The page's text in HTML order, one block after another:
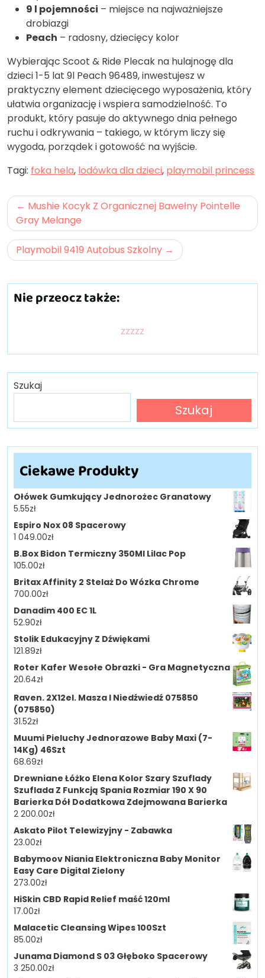
9 l pojemności – miejsce na najważniejsze
drobiazgi
Peach – radosny, dziecięcy kolor
Wybierając Scoot & Ride Plecak na hulajnogę dla
dzieci 1-5 lat 9l Peach 96489, inwestujesz w
praktyczny element dziecięcego wyposażenia, który
ułatwia organizację i wspiera samodzielność. To
produkt, który pasuje do aktywnego dnia pełnego
ruchu i odkrywania – takiego, w którym liczy się
wygoda, porządek i gotowość na wyjście.
Tagi: foka hela, lodówka dla dzieci, playmobil princess
Nawigacja
wpisu
Mushie Kocyk Z Organicznej Bawełny Pointelle
Gray Melange
Playmobil 9419 Autobus Szkolny
Nie przeocz także:
zzzzz
Szukaj
Szukaj
Ciekawe Produkty
Ołówek Gumkujący Jednorożec Granatowy
5.55zł
Espiro Nox 08 Spacerowy
1 049.00zł
B.Box Bidon Termiczny 350Ml Lilac Pop
105.00zł
Britax Affinity 2 Stelaż Do Wózka Chrome
700.00zł
Danadim 400 EC 1L
52.90zł
Stolik Edukacyjny Z Dźwiękami
121.89zł
Roter Kafer Wesołe Obrazki - Gra Magnetyczna
20.64zł
Raven. 2X12el. Masza I Niedźwiedź 075850
(075850)
31.52zł
Muumi Pieluchy Jednorazowe Baby Maxi (7-
14Kg) 46Szt
68.69zł
Drewniane Łóżko Elena Kolor Szary Szuflady
Szuflada Z Funkcją Spania Rozmiar 190 X 90
Barierka Dół Dodatkowa Zdejmowana Barierka
2 200.00zł
Askato Pilot Telewizyjny - Zabawka
23.00zł
Babymoov Niania Elektroniczna Baby Monitor
Easy Care Digital Zielony
273.00zł
HiSkin CBD Rapid Relief maść 120ml
17.00zł
Malacetic Cleansing Wipes 100Szt
85.00zł
Junama Diamond S 03 Głęboko Spacerowy
3 250.00zł